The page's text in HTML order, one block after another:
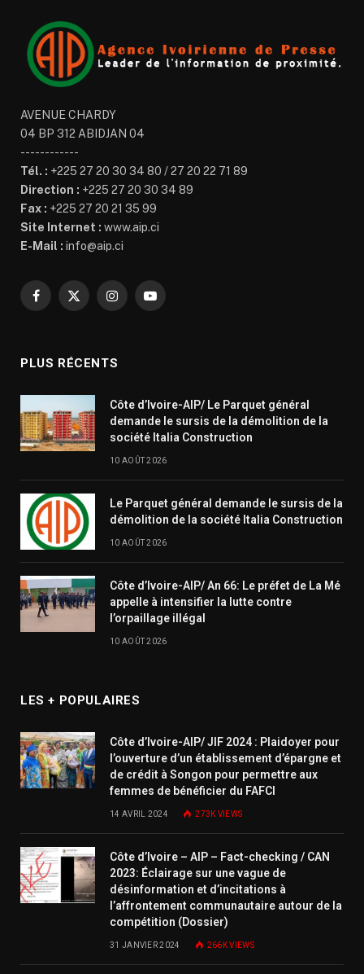
AVENUE CHARDY
04 BP 312 ABIDJAN 04
------------
Tél. : +225 27 20 30 34 80 / 27 20 22 71 89
Direction : +225 27 20 30 34 89
Fax : +225 27 20 21 35 99
Site Internet : www.aip.ci
E-Mail : info@aip.ci
Facebook
X
InstagramYouTube
PLUS RÉCENTS
Côte d’Ivoire-AIP/ Le Parquet général
demande le sursis de la démolition de la
société Italia Construction
10 AOÛT 2026
Le Parquet général demande le sursis de la
démolition de la société Italia Construction
10 AOÛT 2026
Côte d’Ivoire-AIP/ An 66: Le préfet de La Mé
appelle à intensifier la lutte contre
l’orpaillage illégal
10 AOÛT 2026
LES + POPULAIRES
Côte d’Ivoire-AIP/ JIF 2024 : Plaidoyer pour
l’ouverture d’un établissement d’épargne et
de crédit à Songon pour permettre aux
femmes de bénéficier du FAFCI
14 AVRIL 2024 273K VIEWS
Côte d’Ivoire – AIP – Fact-checking / CAN
2023: Éclairage sur une vague de
désinformation et d’incitations à
l’affrontement communautaire autour de la
compétition (Dossier)
31 JANVIER 2024 266KVIEWS